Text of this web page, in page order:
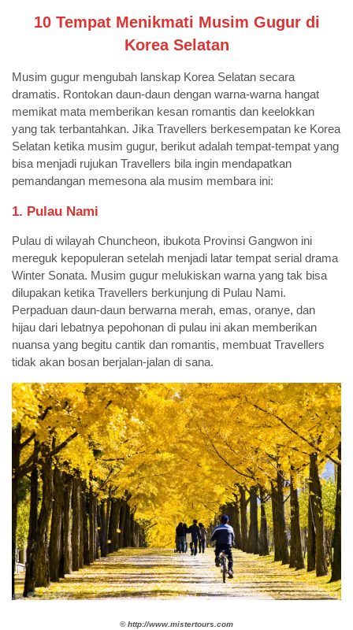
10 Tempat Menikmati Musim Gugur di
Korea Selatan
Musim gugur mengubah lanskap Korea Selatan secara
dramatis. Rontokan daun-daun dengan warna-warna hangat
memikat mata memberikan kesan romantis dan keelokkan
yang tak terbantahkan. Jika Travellers berkesempatan ke Korea
Selatan ketika musim gugur, berikut adalah tempat-tempat yang
bisa menjadi rujukan Travellers bila ingin mendapatkan
pemandangan memesona ala musim membara ini:
1. Pulau Nami
Pulau di wilayah Chuncheon, ibukota Provinsi Gangwon ini
mereguk kepopuleran setelah menjadi latar tempat serial drama
Winter Sonata. Musim gugur melukiskan warna yang tak bisa
dilupakan ketika Travellers berkunjung di Pulau Nami.
Perpaduan daun-daun berwarna merah, emas, oranye, dan
hijau dari lebatnya pepohonan di pulau ini akan memberikan
nuansa yang begitu cantik dan romantis, membuat Travellers
tidak akan bosan berjalan-jalan di sana.
©️http://www.mistertours.com